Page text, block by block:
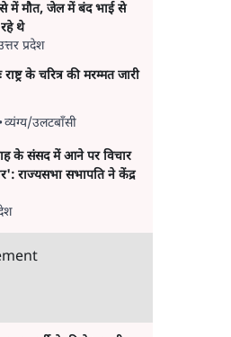
में मौत, जेल में बंद भाई से
थे
प्रदेश
के चरित्र की मरम्मत जारी
•व्यंग्य/उलटबाँसी
के संसद में आने पर विचार
राज्यसभा सभापति ने केंद्र